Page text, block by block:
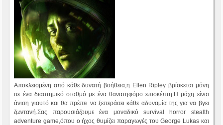
Αποκλεισμένη από κάθε δυνατή βοήθεια,η Ellen Ripley βρίσκεται μόνη
σε ένα διαστημικό σταθμό με ένα θανατηφόρο επισκέπτη.Η μάχη είναι
άνιση γιαυτό και θα πρέπει να ξεπεράσει κάθε αδυναμία της για να βγει
ζωντανή.Σας παρουσιάζουμε ένα μοναδικό survival horror stealth
adventure game,όπου ο ήχος θυμίζει παραγωγές του George Lukas και